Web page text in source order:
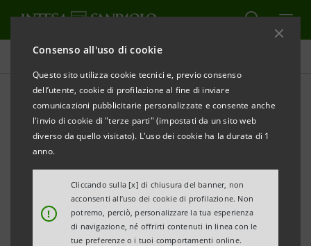
Consenso all'uso di cookie
Questo sito utilizza cookie tecnici e, previo consenso
dell’utente, cookie di profilazione al fine di inviare
comunicazioni pubblicitarie personalizzate e consente anche
l'invio di cookie di "terze parti" (impostati da un sito web
diverso da quello visitato). L'uso dei cookie ha la durata di 1
anno.
!
Cliccando sulla [x] di chiusura del banner, non
acconsenti all’uso dei cookie di profilazione. Non
potremo, perciò, personalizzare la tua esperienza
di navigazione, né offrirti contenuti in linea con le
tue preferenze o i tuoi comportamenti online.
Tutti i progetti
SOCIALE
Gli antichi mestieri salentini
opportunità d'occupazione
giovanile